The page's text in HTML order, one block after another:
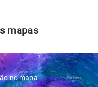
mapas
no mapa